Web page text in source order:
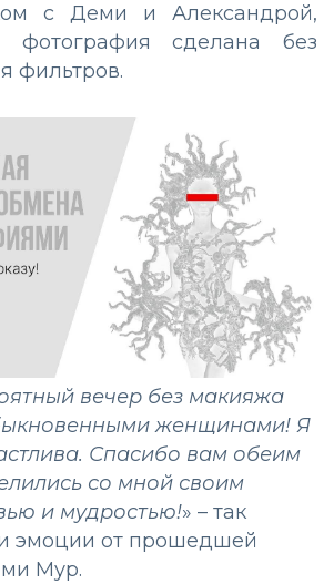
с Деми и Александрой,
фотография сделана без
фильтров.
вечер без макияжа
женщинами! Я
Спасибо вам обеим
со мной своим
и мудростью!» – так
эмоции от прошедшей
Мур.